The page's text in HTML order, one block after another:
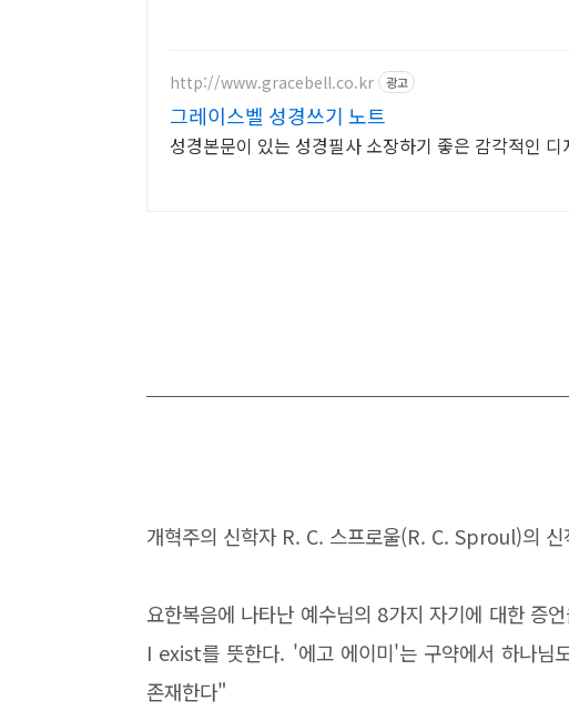
http://www.gracebell.co.kr 광고
그레이스벨 성경쓰기 노트
성경본문이 있는 성경필사 소장하기 좋은 감각적인 디
개혁주의 신학자 R. C. 스프로울(R. C. Sproul)의
요한복음에 나타난 예수님의 8가지 자기에 대한 증
I exist를 뜻한다. '에고 에이미'는 구약에서 하나
존재한다"